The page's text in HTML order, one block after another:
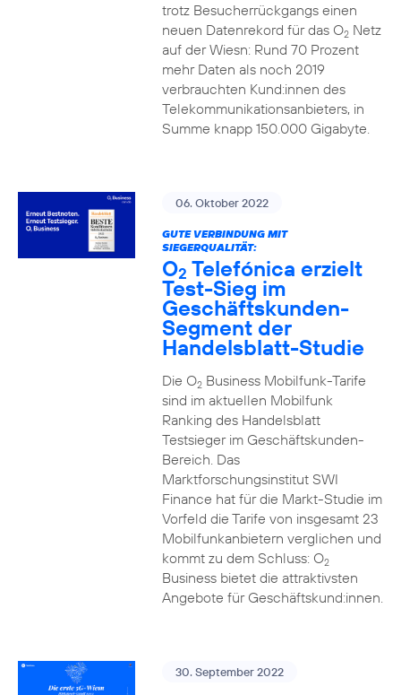
trotz Besucherrückgangs einen
neuen Datenrekord für das O2Netz
auf der Wiesn: Rund 70 Prozent
mehr Daten als noch 2019
verbrauchten Kund:innen des
Telekommunikationsanbieters, in
Summe knapp 150.000 Gigabyte.
06. Oktober 2022
GUTE VERBINDUNG MIT
SIEGERQUALITÄT:
O2 Telefónica erzielt
Test-Sieg im
Geschäftskunden-
Segment der
Handelsblatt-Studie
Die O2Business Mobilfunk-Tarife
sind im aktuellen Mobilfunk
Ranking des Handelsblatt
Testsieger im Geschäftskunden-
Bereich. Das
Marktforschungsinstitut SWI
Finance hat für die Markt-Studie im
Vorfeld die Tarife von insgesamt 23
Mobilfunkanbietern verglichen und
kommt zu dem Schluss: O2
Business bietet die attraktivsten
Angebote für Geschäftskund:innen.
30. September 2022